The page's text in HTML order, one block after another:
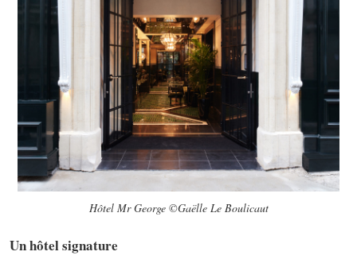
Hôtel Mr George ©Gaëlle Le Boulicaut
Un hôtel signature